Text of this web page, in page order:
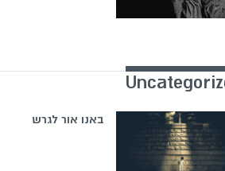
באנו אור לגרש